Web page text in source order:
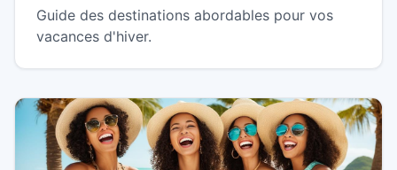
Guide des destinations abordables pour vos
vacances d'hiver.